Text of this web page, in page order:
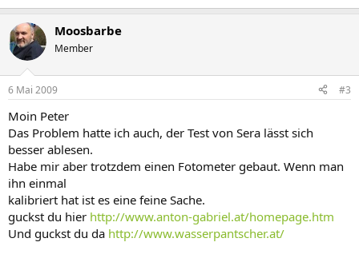
Moosbarbe
Member
6 Mai 2009 #3
Moin Peter
Das Problem hatte ich auch, der Test von Sera lässt sich
besser ablesen.
Habe mir aber trotzdem einen Fotometer gebaut. Wenn man
ihn einmal
kalibriert hat ist es eine feine Sache.
guckst du hier http://www.anton-gabriel.at/homepage.htm
Und guckst du da http://www.wasserpantscher.at/